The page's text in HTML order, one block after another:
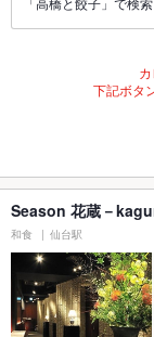
下記ボタ
Season 花蔵－
和食 仙台駅